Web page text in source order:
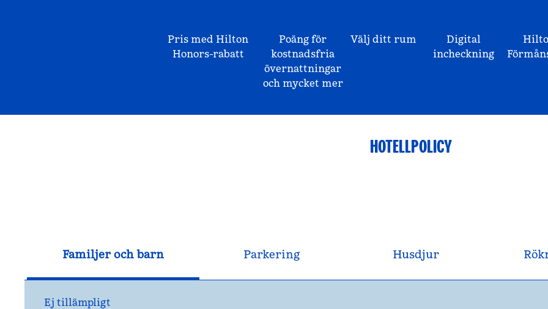
Pris med Hilton
Honors-rabatt
Poäng för
kostnadsfria
övernattningar
och mycket mer
Välj ditt rum
Digital
incheckning
HOTELLPOLICY
Familjer och barn Parkering Husdjur
Ej tillämpligt